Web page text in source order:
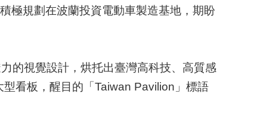
極規劃在波蘭投資電動車製造基地，期盼
的視覺設計，烘托出臺灣高科技、高質感
看板，醒目的「Taiwan Pavilion」標語